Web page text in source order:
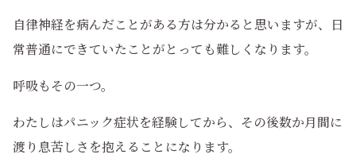
自律神経を病んだことがある方は分かると思いますが、日
常普通にできていたことがとっても難しくなります。
呼吸もその一つ。
わたしはパニック症状を経験してから、その後数か月間に
渡り息苦しさを抱えることになります。